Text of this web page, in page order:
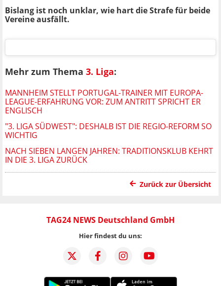
Bislang ist noch unklar, wie hart die Strafe für beide
Vereine ausfällt.
Mehr zum Thema 3. Liga:
MANNHEIM STELLT PORTUGAL-TRAINER MIT EUROPA-
LEAGUE-ERFAHRUNG VOR: ZUM ANTRITT SPRICHT ER
ENGLISCH
"3. LIGA SÜDWEST": DESHALB IST DIE REGIO-REFORM SO
WICHTIG
NACH SIEBEN LANGEN JAHREN: TRADITIONSKLUB KEHRT
IN DIE 3. LIGA ZURÜCK
Zurück zur Übersicht
TAG24 NEWS Deutschland GmbH
Hier findest du uns: